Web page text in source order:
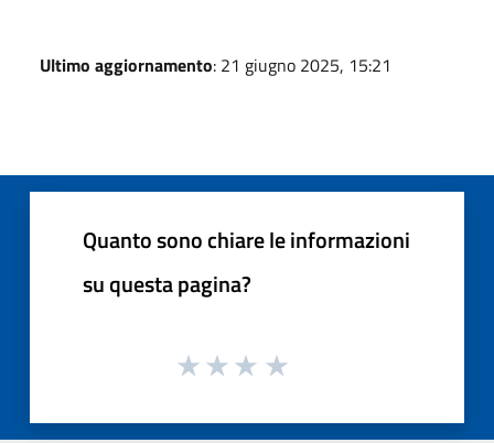
Ultimo aggiornamento: 21 giugno 2025, 15:21
Quanto sono chiare le informazioni
su questa pagina?